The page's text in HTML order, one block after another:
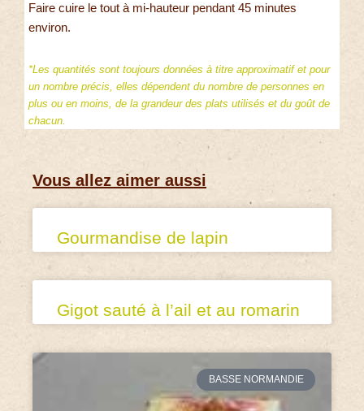
Faire cuire le tout à mi-hauteur pendant 45 minutes
environ.
*Les quantités sont toujours données à titre approximatif et pour
un nombre précis, elles dépendent du nombre de personnes en
plus ou en moins, de la grandeur des plats utilisés et du goût de
chacun.
Vous allez aimer aussi
Gourmandise de lapin
Gigot sauté à l’ail et au romarin
BASSE NORMANDIE